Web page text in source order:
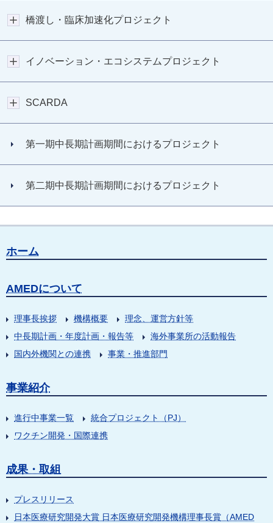
橋渡し・臨床加速化プロジェクト
イノベーション・エコシステムプロジェクト
SCARDA
第一期中長期計画期間におけるプロジェクト
第二期中長期計画期間におけるプロジェクト
ホーム
AMEDについて
理事長挨拶 機構概要
理念、運営方針等
中長期計画・年度計画・報告等
海外事業所の活動報告
国内外機関との連携
事業・推進部門
事業紹介
進行中事業一覧
統合プロジェクト（PJ）
ワクチン開発・国際連携
成果・取組
プレスリリース
日本医療研究開発大賞 日本医療研究開発機構理事長賞（AMED